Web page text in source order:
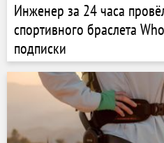
Инженер за 24 часа
спортивного браслета
подписки